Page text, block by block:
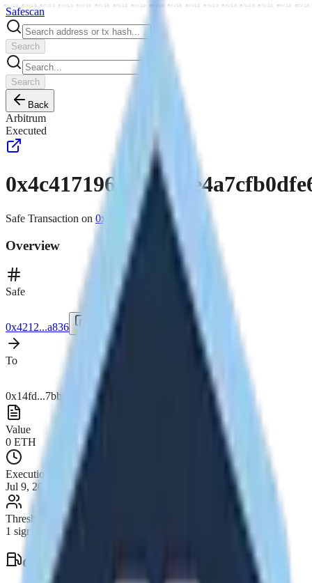
Safescan
Search
Search
Back
Arbitrum
Executed
Safe Transaction on 0x4212...a836
Overview
Safe
0x4212...a836
To
0x14fd...7bbf
Value
0 ETH
Execution Date
Jul 9, 2026, 08:36 AM
Threshold
1 signatures required
Gas & Technical Details
envio envio envio envio envio envio envio envio envio envio envio envio